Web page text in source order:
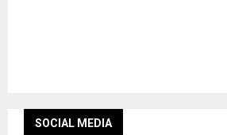
SOCIAL MEDIA